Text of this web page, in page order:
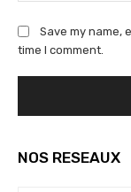
Save my name,
time I comment.
NOS RESEAUX